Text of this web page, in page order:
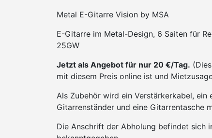
Metal E-Gitarre Vision by MSA
E-Gitarre im Metal-Design, 6 Saiten für
25GW
Jetzt als Angebot für nur 20 €/Tag.
mit diesem Preis online ist und
Als Zubehör wird ein Verstärkerkabel, ein
Gitarrenständer und eine Gitarrentasche
Die Anschrift der Abholung befindet sich